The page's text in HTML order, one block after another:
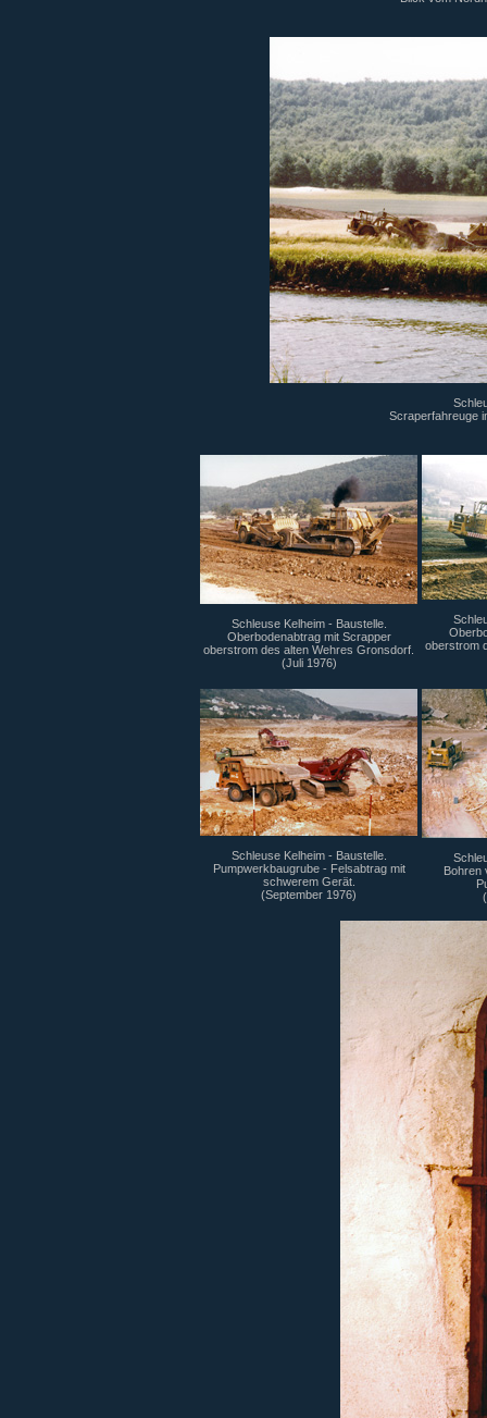
Scraperfahreuge
Schleuse Kelheim - Baustelle.
Oberbodenabtrag mit Scrapper
oberstrom des alten Wehres Gronsdorf.
(Juli 1976)
oberstrom
Schleuse Kelheim - Baustelle.
Pumpwerkbaugrube - Felsabtrag mit
schwerem Gerät.
(September 1976)
Bohren